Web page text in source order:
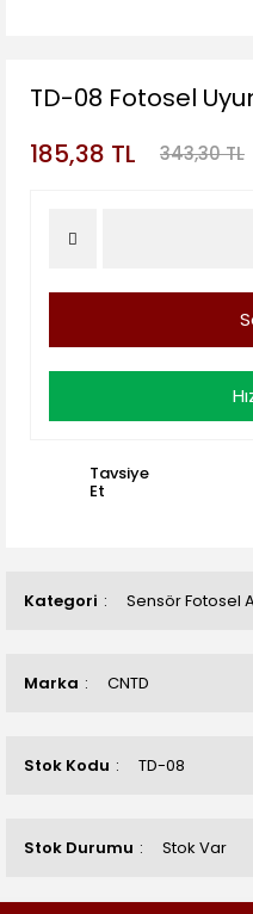
Kategori Sensör Fotosel
Marka CNTD
Stok Kodu TD-08
Stok Durumu Stok Var
TD-08 Fotosel
185,38 TL
343,30 TL
Tavsiye
Et